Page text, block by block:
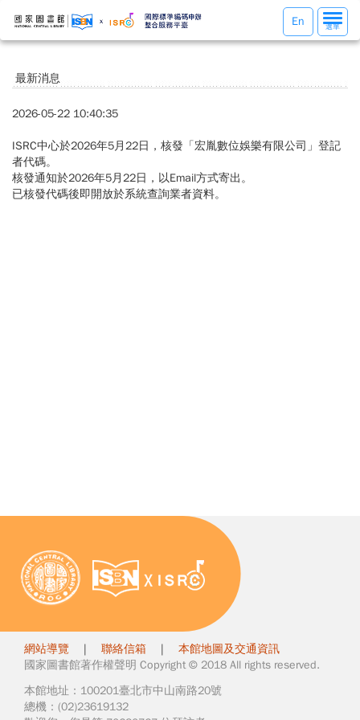
選
單
選單
En
最新消息
2026-05-22 10:40:35
ISRC中心於2026年5月22日，核發「宏胤數位娛樂有限公司」登記
者代碼。
核發通知於2026年5月22日，以Email方式寄出。
已核發代碼後即開放於系統查詢業者資料。
網站導覽 | 聯絡信箱 | 本館地圖及交通資訊
國家圖書館著作權聲明 Copyright © 2018 All rights reserved.
本館地址：100201臺北市中山南路20號
總機：(02)23619132